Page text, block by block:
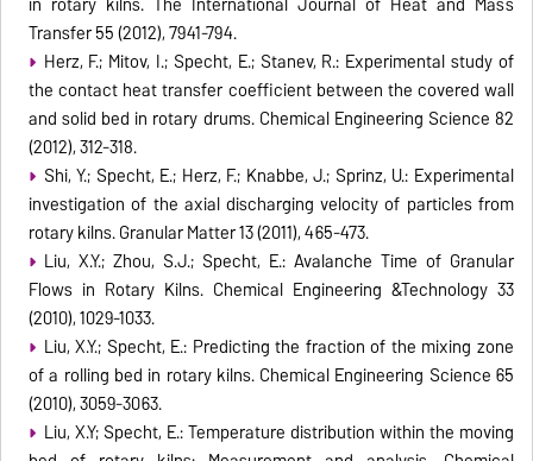
Transfer 55 (2012), 7941-794.
Herz, F.; Mitov, I.; Specht, E.; Stanev, R.: Experimental study of
the contact heat transfer coefficient between the covered wall
and solid bed in rotary drums. Chemical Engineering Science 82
(2012), 312-318.
Shi, Y.; Specht, E.; Herz, F.; Knabbe, J.; Sprinz, U.: Experimental
investigation of the axial discharging velocity of particles from
rotary kilns. Granular Matter 13 (2011), 465-473.
Liu, X.Y.; Zhou, S.J.; Specht, E.: Avalanche Time of Granular
Flows in Rotary Kilns. Chemical Engineering &Technology 33
(2010), 1029-1033.
Liu, X.Y.; Specht, E.: Predicting the fraction of the mixing zone
of a rolling bed in rotary kilns. Chemical Engineering Science 65
(2010), 3059-3063.
Liu, X.Y; Specht, E.: Temperature distribution within the moving